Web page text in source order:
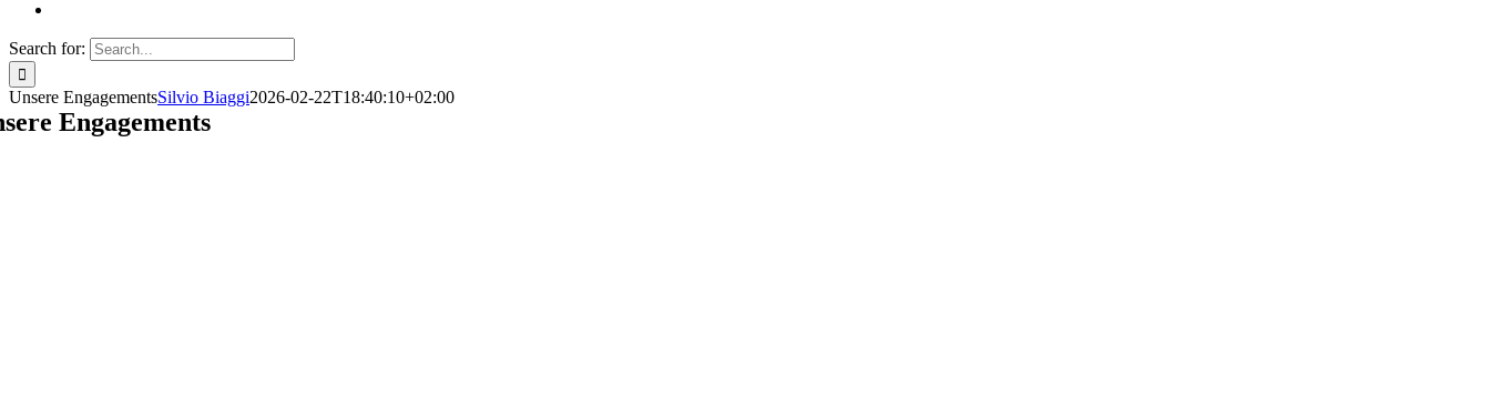
Search for:
Unsere EngagementsSilvio Biaggi2026-02-22T18:40:10+02:00
Engagements